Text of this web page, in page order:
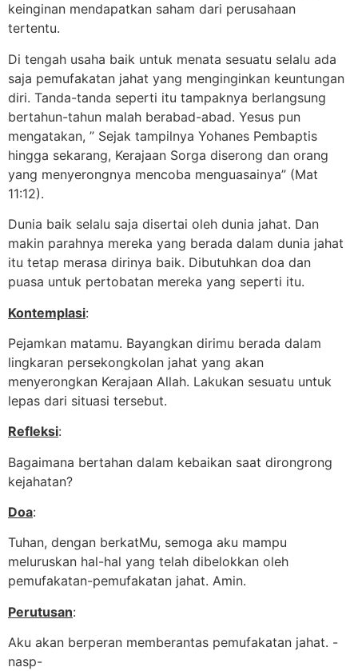
keinginan mendapatkan saham dari perusahaan
tertentu.
Di tengah usaha baik untuk menata sesuatu selalu ada
saja pemufakatan jahat yang menginginkan keuntungan
diri. Tanda-tanda seperti itu tampaknya berlangsung
bertahun-tahun malah berabad-abad. Yesus pun
mengatakan, ” Sejak tampilnya Yohanes Pembaptis
hingga sekarang, Kerajaan Sorga diserong dan orang
yang menyerongnya mencoba menguasainya” (Mat
11:12).
Dunia baik selalu saja disertai oleh dunia jahat. Dan
makin parahnya mereka yang berada dalam dunia jahat
itu tetap merasa dirinya baik. Dibutuhkan doa dan
puasa untuk pertobatan mereka yang seperti itu.
Kontemplasi:
Pejamkan matamu. Bayangkan dirimu berada dalam
lingkaran persekongkolan jahat yang akan
menyerongkan Kerajaan Allah. Lakukan sesuatu untuk
lepas dari situasi tersebut.
Refleksi:
Bagaimana bertahan dalam kebaikan saat dirongrong
kejahatan?
Doa:
Tuhan, dengan berkatMu, semoga aku mampu
meluruskan hal-hal yang telah dibelokkan oleh
pemufakatan-pemufakatan jahat. Amin.
Perutusan:
Aku akan berperan memberantas pemufakatan jahat. -
nasp-